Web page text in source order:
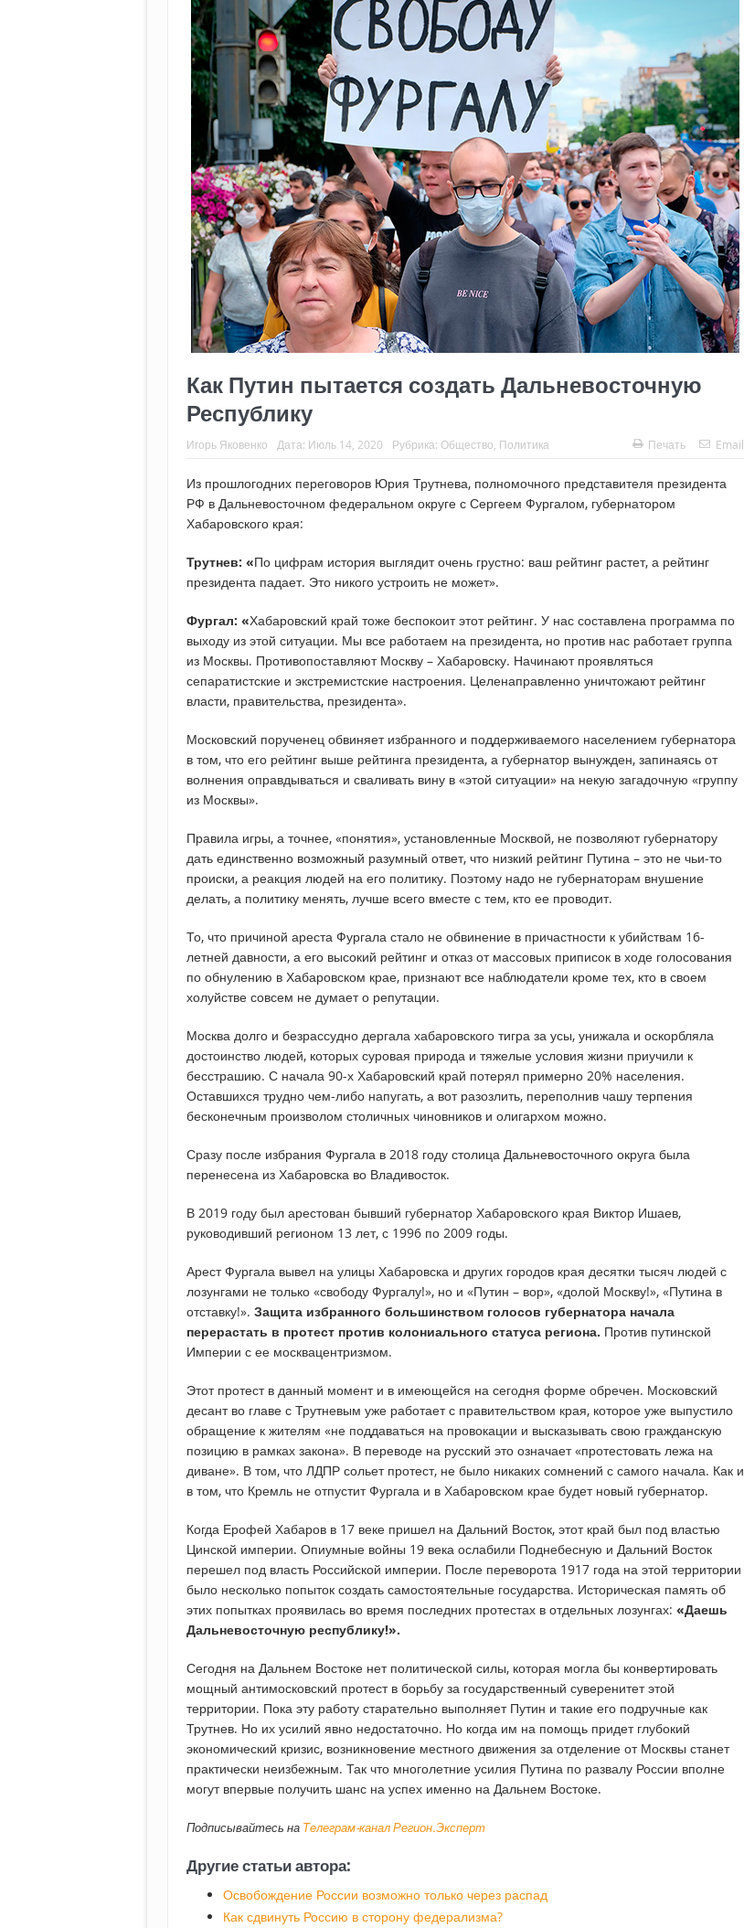
Как Путин пытается создать Дальневосточную
Республику
Игорь Яковенко Дата: Июль 14, 2020 Рубрика: Общество Политика Печать Email
Из прошлогодних переговоров Юрия Трутнева, полномочного представителя президента
РФ в Дальневосточном федеральном округе с Сергеем Фургалом, губернатором
Хабаровского края:
Трутнев: «По цифрам история выглядит очень грустно: ваш рейтинг растет, а рейтинг
президента падает. Это никого устроить не может».
Фургал: «Хабаровский край тоже беспокоит этот рейтинг. У нас составлена программа по
выходу из этой ситуации. Мы все работаем на президента, но против нас работает группа
из Москвы. Противопоставляют Москву – Хабаровску. Начинают проявляться
сепаратистские и экстремистские настроения. Целенаправленно уничтожают рейтинг
власти, правительства, президента».
Московский порученец обвиняет избранного и поддерживаемого населением губернатора
в том, что его рейтинг выше рейтинга президента, а губернатор вынужден, запинаясь от
волнения оправдываться и сваливать вину в «этой ситуации» на некую загадочную «группу
из Москвы».
Правила игры, а точнее, «понятия», установленные Москвой, не позволяют губернатору
дать единственно возможный разумный ответ, что низкий рейтинг Путина – это не чьи-то
происки, а реакция людей на его политику. Поэтому надо не губернаторам внушение
делать, а политику менять, лучше всего вместе с тем, кто ее проводит.
То, что причиной ареста Фургала стало не обвинение в причастности к убийствам 16-
летней давности, а его высокий рейтинг и отказ от массовых приписок в ходе голосования
по обнулению в Хабаровском крае, признают все наблюдатели кроме тех, кто в своем
холуйстве совсем не думает о репутации.
Москва долго и безрассудно дергала хабаровского тигра за усы, унижала и оскорбляла
достоинство людей, которых суровая природа и тяжелые условия жизни приучили к
бесстрашию. С начала 90-х Хабаровский край потерял примерно 20% населения.
Оставшихся трудно чем-либо напугать, а вот разозлить, переполнив чашу терпения
бесконечным произволом столичных чиновников и олигархом можно.
Сразу после избрания Фургала в 2018 году столица Дальневосточного округа была
перенесена из Хабаровска во Владивосток.
В 2019 году был арестован бывший губернатор Хабаровского края Виктор Ишаев,
руководивший регионом 13 лет, с 1996 по 2009 годы.
Арест Фургала вывел на улицы Хабаровска и других городов края десятки тысяч людей с
лозунгами не только «свободу Фургалу!», но и «Путин – вор», «долой Москву!», «Путина в
отставку!». Защита избранного большинством голосов губернатора начала
перерастать в протест против колониального статуса региона. Против путинской
Империи с ее москвацентризмом.
Этот протест в данный момент и в имеющейся на сегодня форме обречен. Московский
десант во главе с Трутневым уже работает с правительством края, которое уже выпустило
обращение к жителям «не поддаваться на провокации и высказывать свою гражданскую
позицию в рамках закона». В переводе на русский это означает «протестовать лежа на
диване». В том, что ЛДПР сольет протест, не было никаких сомнений с самого начала. Как и
в том, что Кремль не отпустит Фургала и в Хабаровском крае будет новый губернатор.
Когда Ерофей Хабаров в 17 веке пришел на Дальний Восток, этот край был под властью
Цинской империи. Опиумные войны 19 века ослабили Поднебесную и Дальний Восток
перешел под власть Российской империи. После переворота 1917 года на этой территории
было несколько попыток создать самостоятельные государства. Историческая память об
этих попытках проявилась во время последних протестах в отдельных лозунгах: «Даешь
Дальневосточную республику!».
Сегодня на Дальнем Востоке нет политической силы, которая могла бы конвертировать
мощный антимосковский протест в борьбу за государственный суверенитет этой
территории. Пока эту работу старательно выполняет Путин и такие его подручные как
Трутнев. Но их усилий явно недостаточно. Но когда им на помощь придет глубокий
экономический кризис, возникновение местного движения за отделение от Москвы станет
практически неизбежным. Так что многолетние усилия Путина по развалу России вполне
могут впервые получить шанс на успех именно на Дальнем Востоке.
Подписывайтесь на Телеграм-канал Регион.Эксперт
Другие статьи автора:
Освобождение России возможно только через распад
Как сдвинуть Россию в сторону федерализма?